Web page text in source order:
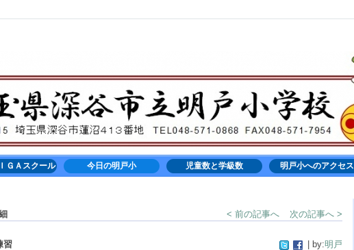
ＧＡスクール 今日の明戸小 児童数と学級数 明戸小へのアクセス
< 前の記事へ 次の記事へ >
習 | by:明戸